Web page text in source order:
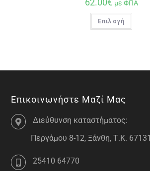
με ΦΠΑ
Επιλογή
Επικοινωνήστε Μαζί Μας
Διεύθυνση καταστήματος:
Περγάμου 8-12, Ξάνθη, Τ.Κ. 67131
25410 64770